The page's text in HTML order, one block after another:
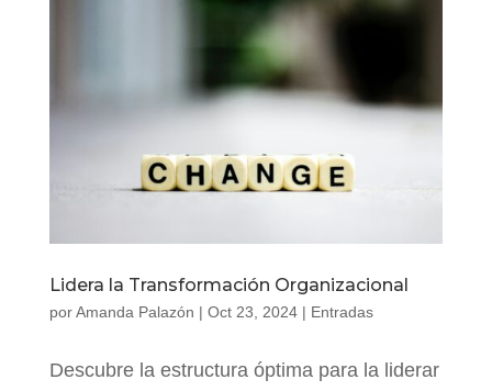
Lidera la Transformación Organizacional
porAmanda Palazón | Oct 23, 2024| Entradas
Descubre la estructura óptima para la liderar